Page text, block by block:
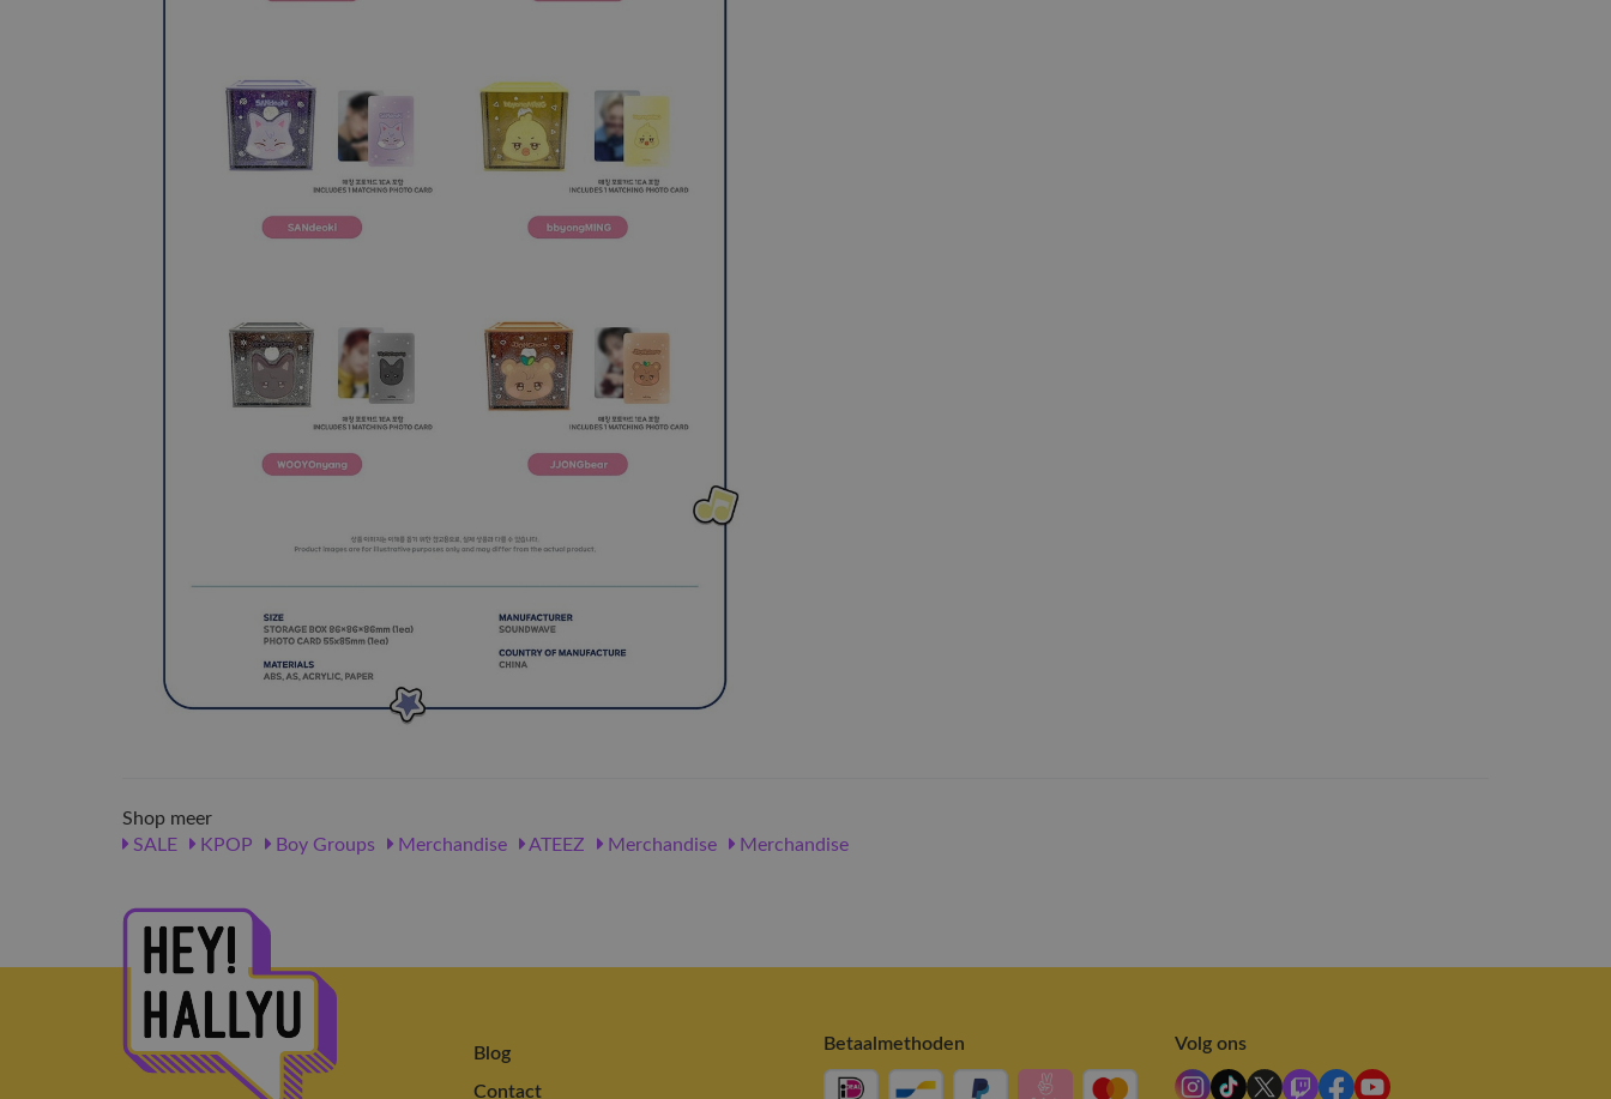
Shop meer
SALE
KPOP Boy Groups Merchandise ATEEZ Merchandise Merchandise
Blog
Contact
Betaalmethoden Volg ons